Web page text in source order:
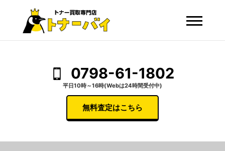
0798-61-1802
平日10時～16時(Webは24時間受付中)
無料査定はこちら